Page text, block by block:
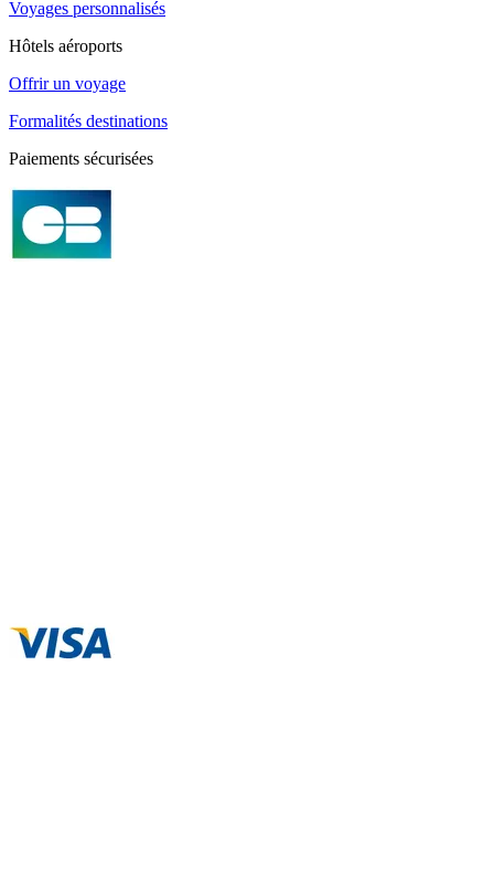
Voyages personnalisés
Hôtels aéroports
Offrir un voyage
Formalités destinations
Paiements sécurisées